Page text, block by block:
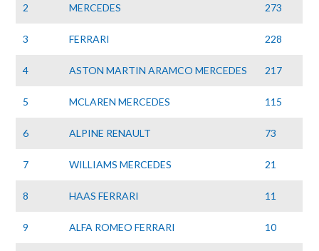
2 MERCEDES 273
3 FERRARI 228
4 ASTON MARTIN ARAMCO MERCEDES 217
5 MCLAREN MERCEDES 115
6 ALPINE RENAULT 73
7 WILLIAMS MERCEDES 21
8 HAAS FERRARI 11
9 ALFA ROMEO FERRARI 10